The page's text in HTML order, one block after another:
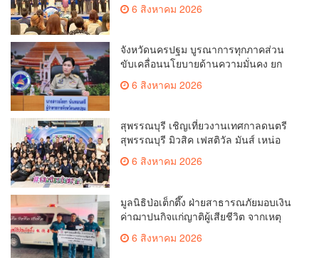
ระหว่างประเทศ
6 สิงหาคม 2026
จังหวัดนครปฐม บูรณาการทุกภาคส่วน
ขับเคลื่อนนโยบายด้านความมั่นคง ยก
ระดับการป้องกันอาชญากรรมทาง
เทคโนโลยี
6 สิงหาคม 2026
สุพรรณบุรี เชิญเที่ยวงานเทศกาลดนตรี
สุพรรณบุรี มิวสิค เฟสติวัล มันส์ เหน่อ
มาก6 สิงหาคม 2026
มูลนิธิป่อเต็กตึ๊ง ฝ่ายสาธารณภัยมอบเงิน
ค่าฌาปนกิจแก่ญาติผู้เสียชีวิต จากเหตุ
20,000 บาท
6 สิงหาคม 2026